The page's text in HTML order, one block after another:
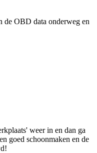
de OBD data onderweg en
weer in en dan ga
goed schoonmaken en de